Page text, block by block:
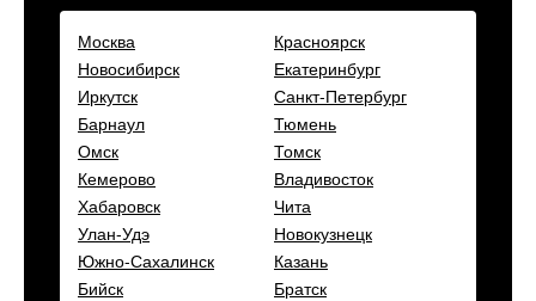
Москва
Красноярск
Новосибирск
Екатеринбург
Иркутск
Санкт-Петербург
Барнаул
Тюмень
Омск
Томск
Кемерово
Владивосток
Хабаровск
Чита
Улан-Удэ
Новокузнецк
Южно-Сахалинск
Казань
Бийск
Братск